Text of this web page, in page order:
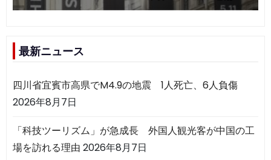
最新ニュース
四川省宜賓市高県でM4.9の地震 1人死亡、6人負傷
2026年8月7日
「科技ツーリズム」が急成長 外国人観光客が中国の工
場を訪れる理由 2026年8月7日